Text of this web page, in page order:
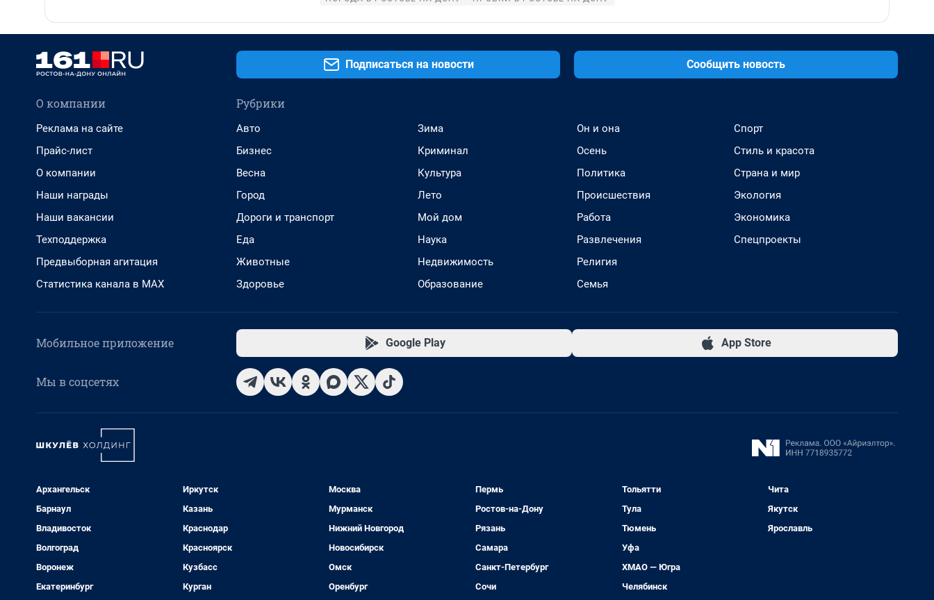
Подписаться на новости Сообщить новость
О компании
Реклама на сайте
Прайс-лист
О компании
Наши награды
Наши вакансии
Техподдержка
Предвыборная агитация
Статистика канала в MAX
Рубрики
Авто
Бизнес
Весна
Город
Дороги и транспорт
Еда
Животные
Здоровье
Зима
Криминал
Культура
Лето
Мой дом
Наука
Недвижимость
Образование
Он и она
Осень
Политика
Происшествия
Работа
Развлечения
Религия
Семья
Спорт
Стиль и красота
Страна и мир
Экология
Экономика
Спецпроекты
Мобильное приложение Google Play App Store
Мы в соцсетях
Архангельск
Барнаул
Владивосток
Волгоград
Воронеж
Екатеринбург
Иркутск
Казань
Краснодар
Красноярск
Кузбасс
Курган
Москва
Мурманск
Нижний Новгород
Новосибирск
Омск
Оренбург
Пермь
Ростов-на-Дону
Рязань
Самара
Санкт-Петербург
Сочи
Тольятти
Тула
Тюмень
Уфа
ХМАО — Югра
Челябинск
Чита
Якутск
Ярославль